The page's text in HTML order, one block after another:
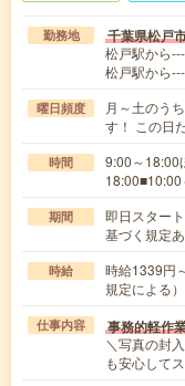
勤務地 千葉県松戸
松戸駅から
松戸駅から
曜日頻度
月～土のう
す！ この日
時間
9:00～18:00
期間
即日スター
基づく規定あ
時給
時給1339円
規定による）
仕事内容 事務的軽作
＼写真の封
も安心して